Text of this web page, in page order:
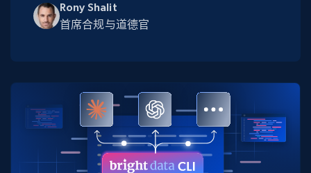
Rony Shalit
首席合规与道德官